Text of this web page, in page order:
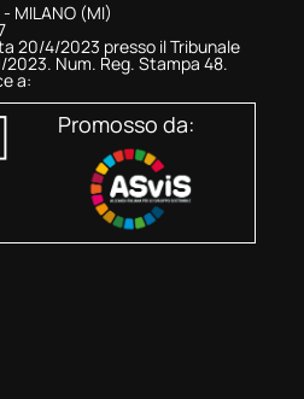
MILANO (MI)
20/4/2023 presso il Tribunale
2023. Num. Reg. Stampa 48.
a:
Promosso da: